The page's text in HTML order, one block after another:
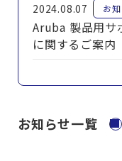
2024.08.07 お
Aruba 製品用サ
に関するご案内
お知らせ一覧